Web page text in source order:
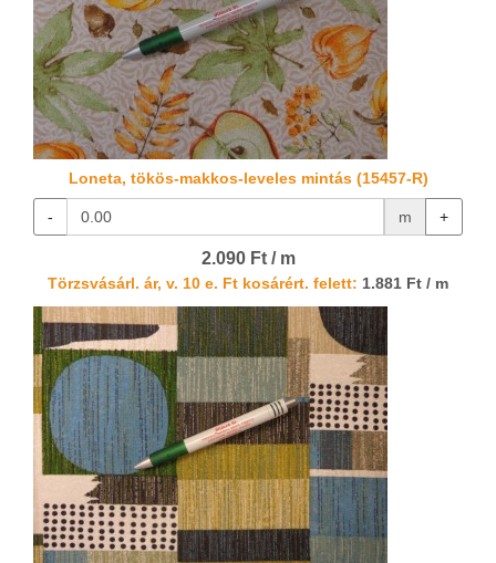
Loneta, tökös-makkos-leveles mintás (15457-R)
- m +
2.090 Ft / m
Törzsvásárl. ár, v. 10 e. Ft kosárért. felett: 1.881 Ft / m